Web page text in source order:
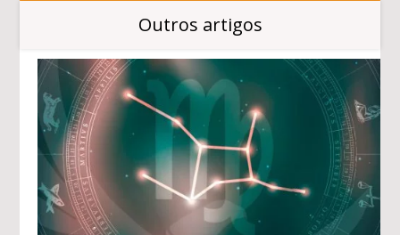
Outros artigos